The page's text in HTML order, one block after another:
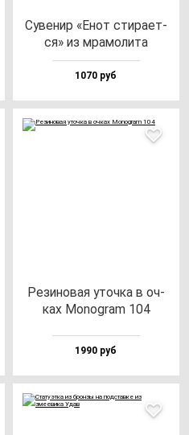
Суве­нир «Енот сти­ра­ет­
ся» из мра­мо­ли­та
1070 руб
Рези­но­вая уточ­ка в оч­
ках Monog­ram 104
1990 руб